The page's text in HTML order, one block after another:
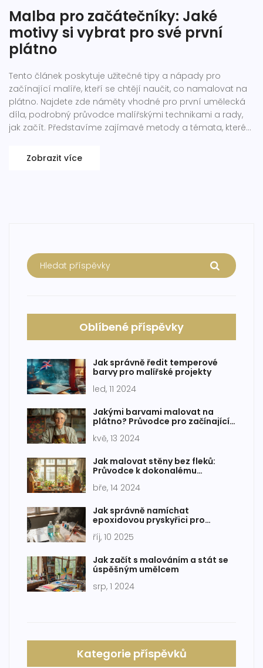
Malba pro začátečníky: Jaké
motivy si vybrat pro své první
plátno
Tento článek poskytuje užitečné tipy a nápady pro
začínající malíře, kteří se chtějí naučit, co namalovat na
plátno. Najdete zde náměty vhodné pro první umělecká
díla, podrobný průvodce malířskými technikami a rady,
jak začít. Představíme zajímavé metody a témata, které
když jste na začátku malířské cesty.
Zobrazit více
Oblíbené příspěvky
Jak správně ředit temperové
barvy pro malířské projekty
led, 11 2024
Jakými barvami malovat na
plátno? Průvodce pro začínající
kvě, 13 2024
Jak malovat stěny bez fleků:
Průvodce k dokonalému
bře, 14 2024
Jak správně namíchat
epoxidovou pryskyřici pro
říj, 10 2025
Jak začít s malováním a stát se
úspěšným umělcem
srp, 1 2024
Kategorie příspěvků